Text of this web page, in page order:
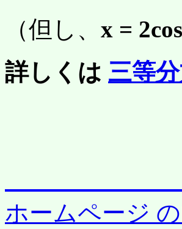
（但し、 x =
詳しくは 三等
ホームページ